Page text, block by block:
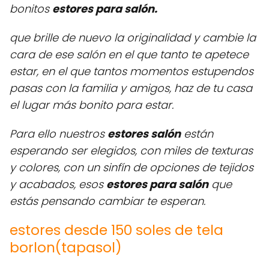
bonitos estores para salón.
que brille de nuevo la originalidad y cambie la
cara de ese salón en el que tanto te apetece
estar, en el que tantos momentos estupendos
pasas con la familia y amigos, haz de tu casa
el lugar más bonito para estar.
Para ello nuestros estores salónestán
esperando ser elegidos, con miles de texturas
y colores, con un sinfín de opciones de tejidos
y acabados, esos estores para salónque
estás pensando cambiar te esperan.
estores desde 150 soles de tela
borlon(tapasol)